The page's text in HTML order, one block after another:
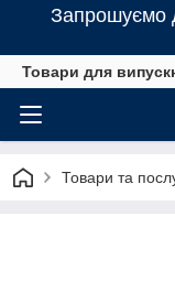
Запрошуємо
Товари для
Товари та